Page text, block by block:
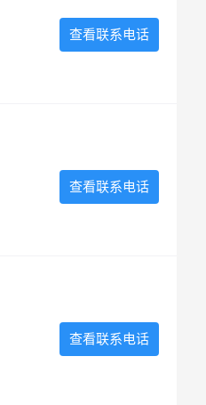
查看联系电话
查看联系电话
查看联系电话